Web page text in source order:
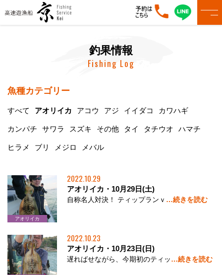
釣果情報
Fishing Log
魚種カテゴリー
すべて アオリイカ アコウ アジ イイダコ カワハギ
カンパチ サワラ スズキ その他 タイ タチウオ ハマチ
ヒラメ ブリ メジロ メバル
アオリイカ
2022.10.29
アオリイカ・10月29日(土)
自称名人対決！ ティップランｖ …続きを読む
2022.10.23
アオリイカ・10月23日(日)
遅ればせながら、今期初のティッ…続きを読む